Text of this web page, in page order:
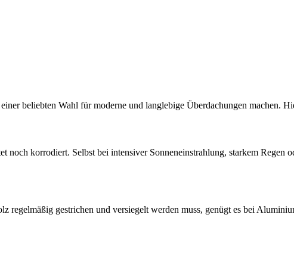
beliebten Wahl für moderne und langlebige Überdachungen machen.
noch korrodiert. Selbst bei intensiver Sonneneinstrahlung, starkem Regen
gestrichen und versiegelt werden muss, genügt es bei